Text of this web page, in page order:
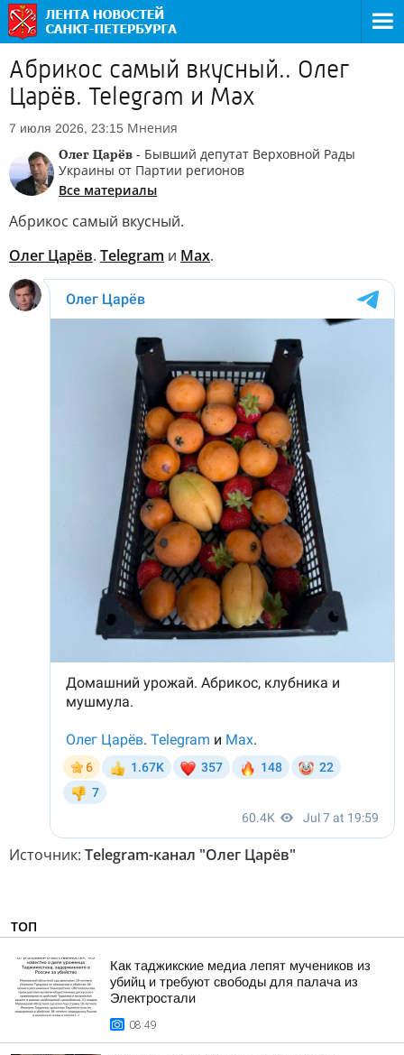
Абрикос самый вкусный.. Олег
Царёв. Telegram и Max
7 июля 2026, 23:15 Мнения
Олег Царёв - Бывший депутат Верховной Рады
Украины от Партии регионов
Все материалы
Абрикос самый вкусный.
Олег Царёв. Telegram и Max.
Источник: Telegram-канал "Олег Царёв"
ТОП
Как таджикские медиа лепят мучеников из
убийц и требуют свободы для палача из
Электростали
08:49